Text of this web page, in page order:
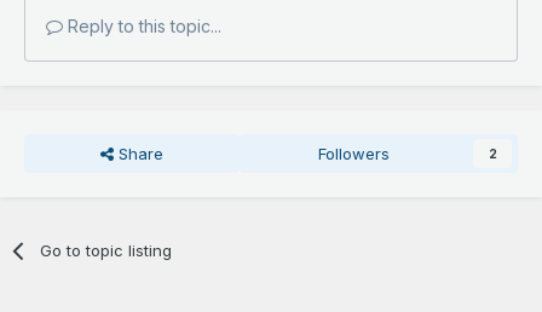
Reply to this topic...
Share Followers 2
Go to topic listing